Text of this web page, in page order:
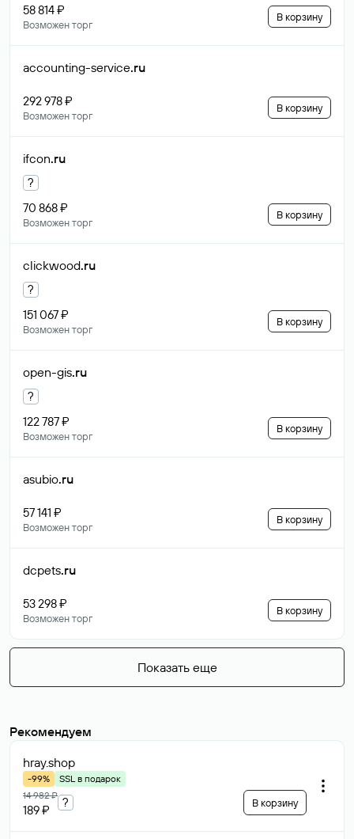
58 814 ₽
Возможен торг
В корзину
accounting-service.ru
292 978 ₽
Возможен торг
В корзину
ifcon.ru
?
70 868 ₽
Возможен торг
В корзину
clickwood.ru
?
151 067 ₽
Возможен торг
В корзину
open-gis.ru
?
122 787 ₽
Возможен торг
В корзину
asubio.ru
57 141 ₽
Возможен торг
В корзину
dcpets.ru
53 298 ₽
Возможен торг
В корзину
Показать еще
Рекомендуем
hray.shop
-99%
SSL в подарок
14 982 ₽
189 ₽
? В корзину